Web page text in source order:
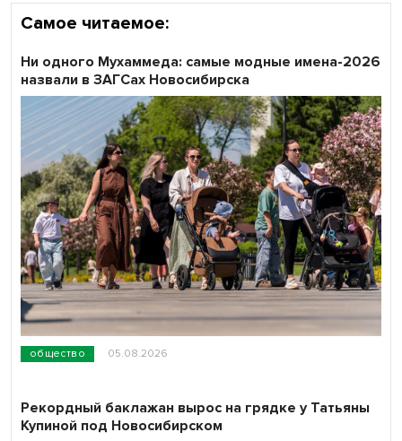
Самое читаемое:
общество 05.08.2026
Ни одного Мухаммеда: самые модные имена-2026
назвали в ЗАГСах Новосибирска
Рекордный баклажан вырос на грядке у Татьяны
Купиной под Новосибирском